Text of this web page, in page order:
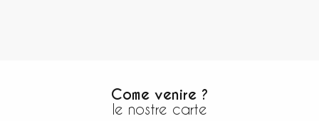
Come venire ?
le nostre carte